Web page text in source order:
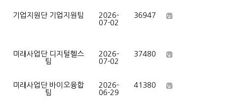
기업지원단 기업지원팀
2026-
07-02
36947
미래사업단 디지털헬스
팀
2026-
07-02
37480
미래사업단 바이오융합
팀
2026-
06-29
41380